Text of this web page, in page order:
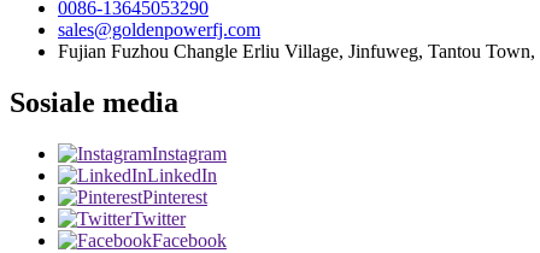
0086-13645053290
sales@goldenpowerfj.com
Fujian Fuzhou Changle Erliu Village, Jinfuweg, Tantou Town,
Sosiale media
Instagram
LinkedIn
Pinterest
Twitter
Facebook